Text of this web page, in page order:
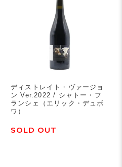
ディストレイト・ヴァージョ
ン Ver.2022 / シャトー・フ
ランシェ（エリック・デュボ
ワ）
SOLD OUT